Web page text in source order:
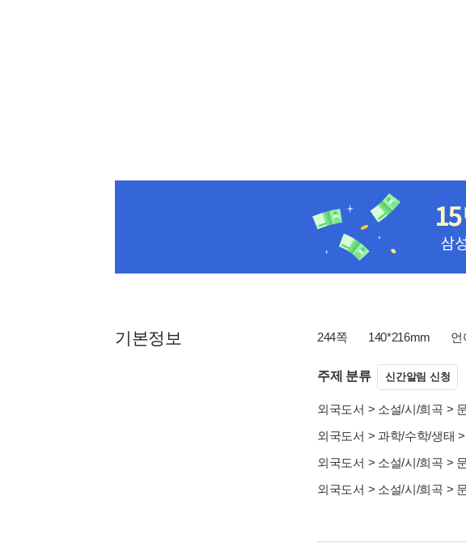
기본정보 244쪽 140*216mm 언
주제 분류 신간알림 신청
외국도서 > 소설/시/희곡 >
외국도서 > 과학/수학/생태 >
외국도서 > 소설/시/희곡 >
외국도서 > 소설/시/희곡 >